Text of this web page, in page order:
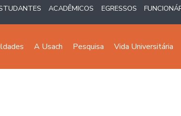
ACADÊMICOS EGRESSOS
A Usach Pesquisa Vida Universitária